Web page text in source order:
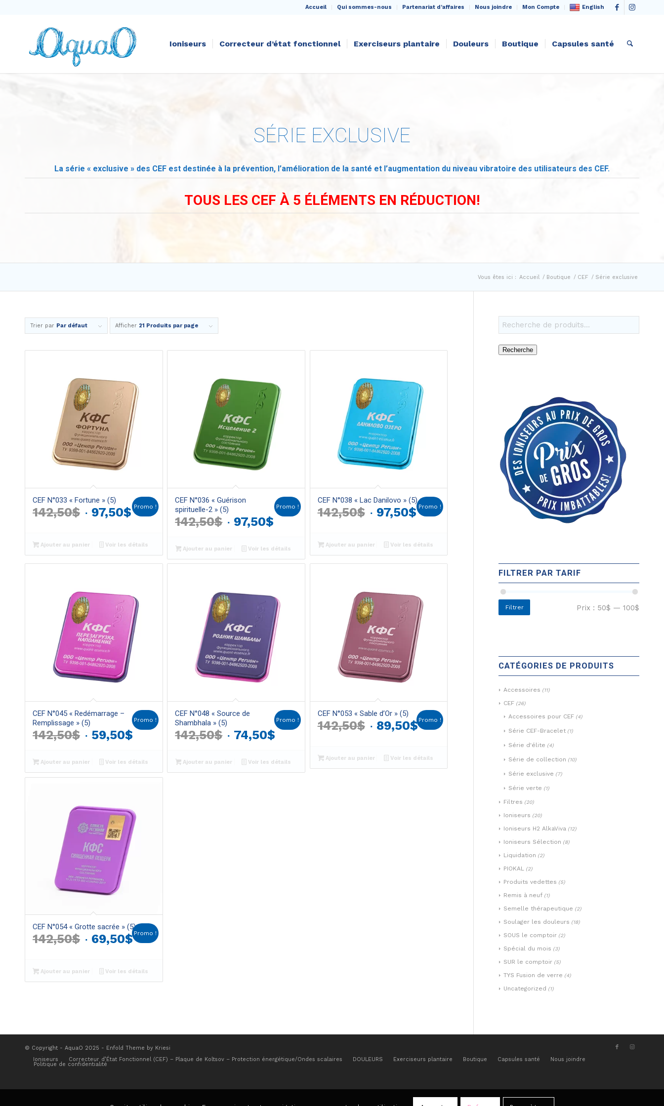
Accueil Qui sommes-nous Partenariat d’affaires Nous joindre Mon Compte English
Ioniseurs Correcteur d’état fonctionnel Exerciseurs plantaire Douleurs Boutique Capsules santé
SÉRIE EXCLUSIVE
La série « exclusive » des CEF est destinée à la prévention, l’amélioration de la santé et l’augmentation du niveau vibratoire des utilisateurs des CEF.
TOUS LES CEF À 5 ÉLÉMENTS EN RÉDUCTION!
Vous êtes ici : Accueil / Boutique / CEF / Série exclusive
Trier par Par défaut Afficher 21 Produits par page
CEF N°033 « Fortune » (5)
142,50$ Le
initial
était :
97,50$Le
actuel
est :
Promo !
Ajouter au panier Voir les détails
CEF N°036 « Guérison
spirituelle-2 » (5)
142,50$ Le
initial
était :
97,50$ Le
actuel
est :
Promo !
Ajouter au panier Voir les détails
CEF N°038 « Lac Danilovo » (5)
142,50$ Le
initial
était :
97,50$Le
actuel
est :
Promo !
Ajouter au panier Voir les détails
CEF N°045 « Redémarrage –
Remplissage » (5)
142,50$ Le
initial
était :
59,50$ Le
actuel
est :
Promo !
Ajouter au panier Voir les détails
CEF N°048 « Source de
Shambhala » (5)
142,50$ Le
initial
74,50$ Le
actuel
Promo !
Ajouter au panier Voir les détails
CEF N°053 « Sable d’Or » (5)
142,50$ Le
initial
était :
89,50$Le
actuel
est :
Promo !
Ajouter au panier Voir les détails
CEF N°054 « Grotte sacrée » (5)
142,50$ Le
initial
était :
69,50$Le
actuel
est :
Promo !
Ajouter au panier Voir les détails
Recherche
FILTRER PAR TARIF
Filtrer Prix : 50$ — 100$
CATÉGORIES DE PRODUITS
Accessoires (11)
CEF (26)
Accessoires pour CEF (4)
Série CEF-Bracelet (1)
Série d'élite (4)
Série de collection (10)
Série exclusive (7)
Série verte (1)
Filtres (20)
Ioniseurs (20)
Ioniseurs H2 AlkaViva (12)
Ioniseurs Sélection (8)
Liquidation (2)
PIOKAL (2)
Produits vedettes (5)
Remis à neuf (1)
Semelle thérapeutique (2)
Soulager les douleurs (18)
SOUS le comptoir (2)
Spécial du mois (3)
SUR le comptoir (5)
TYS Fusion de verre (4)
Uncategorized (1)
© Copyright - AquaO 2025 - Enfold Theme by Kriesi
Ioniseurs
Correcteur d’État Fonctionnel (CEF) – Plaque de Koltsov – Protection énergétique/Ondes scalaires DOULEURS Exerciseurs plantaire Boutique Capsules santé Nous joindre
Politique de confidentialité